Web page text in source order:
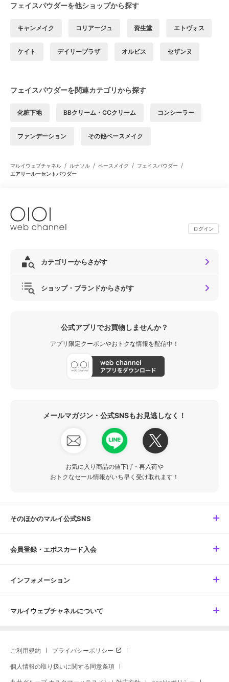
フェイスパウダーを他ショップから探す
キャンメイク コリアージュ 資生堂 エトヴォス
ケイト デイリープラザ オルビス セザンヌ
フェイスパウダーを関連カテゴリから探す
化粧下地 BBクリーム・CCクリーム コンシーラー
ファンデーション その他ベースメイク
マルイウェブチャネル / ルナソル / ベースメイク / フェイスパウダー /
エアリールーセントパウダー
ログイン
カテゴリーからさがす
ショップ・ブランドからさがす
公式アプリでお買物しませんか？
アプリ限定クーポンやおトクな情報を配信中！
メールマガジン・公式SNSもお見逃しなく！
お気に入り商品の値下げ・再入荷や
おトクなセール情報がいち早く受け取れます！
そのほかのマルイ公式SNS
会員登録・エポスカード入会
インフォメーション
マルイウェブチャネルについて
ご利用規約 プライバシーポリシー
個人情報の取り扱いに関する同意条項